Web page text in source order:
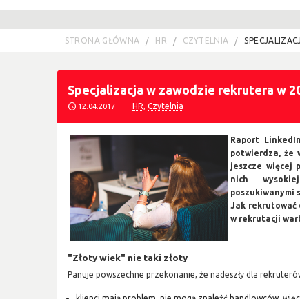
STRONA GŁÓWNA HR CZYTELNIA
Specjalizacja w zawodzie rekrutera w
12.04.2017 HR ,Czytelnia
Raport
potwierdza, że
jeszcze więcej
nich
poszukiwanymi
Jak rekrutować
w rekrutacji
"Złoty wiek" nie taki złoty
Panuje powszechne przekonanie, że nadeszły dla